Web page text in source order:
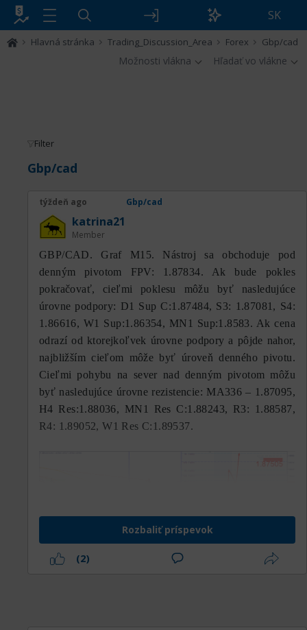
SK
Hlavná stránka Trading_Discussion_Area Forex Gbp/cad
Možnosti vlákna Hľadať vo vlákne
Filter
Gbp/cad
týždeň ago Gbp/cad
katrina21
Member
GBP/CAD. Graf M15. Nástroj sa obchoduje pod
denným pivotom FPV: 1.87834. Ak bude pokles
pokračovať, cieľmi poklesu môžu byť nasledujúce
úrovne podpory: D1 Sup C:1.87484, S3: 1.87081, S4:
1.86616, W1 Sup:1.86354, MN1 Sup:1.8583. Ak cena
odrazí od ktorejkoľvek úrovne podpory a pôjde nahor,
najbližším cieľom môže byť úroveň denného pivotu.
Cieľmi pohybu na sever nad denným pivotom môžu
byť nasledujúce úrovne rezistencie: МА336 – 1.87095,
H4 Res:1.88036, MN1 Res C:1.88243, R3: 1.88587,
R4: 1.89052, W1 Res C:1.89537.
Rozbaliť príspevok
(2)